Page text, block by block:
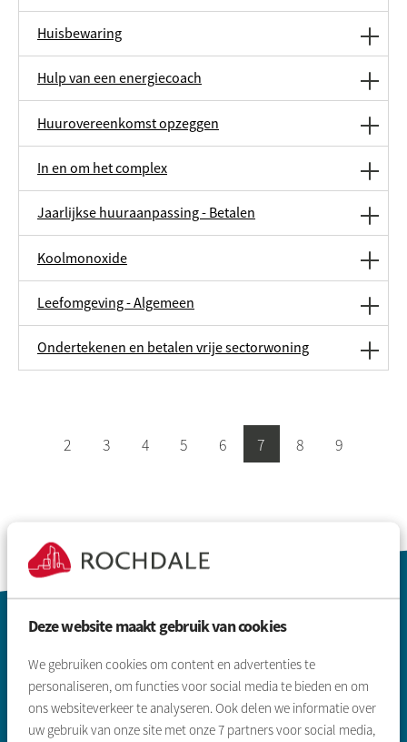
Deze website maakt gebruik van cookies
We gebruiken cookies om content en advertenties te
personaliseren, om functies voor social media te bieden en om
ons websiteverkeer te analyseren. Ook delen we informatie over
uw gebruik van onze site met onze7 partners voor social media,
Huisbewaring
Hulp van een energiecoach
Huurovereenkomst opzeggen
In en om het complex
Jaarlijkse huuraanpassing - Betalen
Koolmonoxide
Leefomgeving - Algemeen
Ondertekenen en betalen vrije sectorwoning
Selecteer een pagina
2 3 4 5 6 7 8 9
Contactinformatie